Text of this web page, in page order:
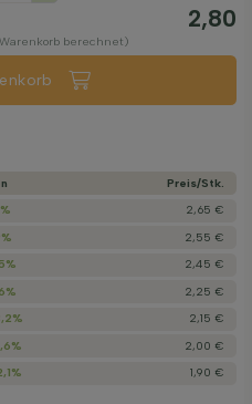
2,80
berechnet)
Preis/­Stk.
2,65 €
2,55 €
2,45 €
2,25 €
2,15 €
2,00 €
1,90 €